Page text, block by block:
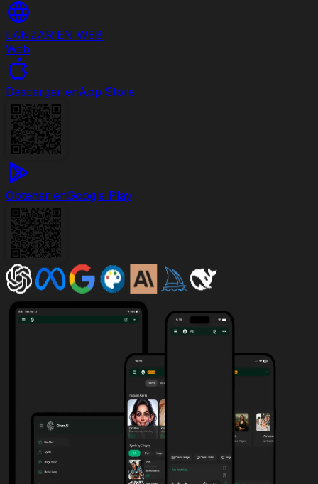
LANZAR EN WEB
Web
Descargar enApp Store
Obtener enGoogle Play